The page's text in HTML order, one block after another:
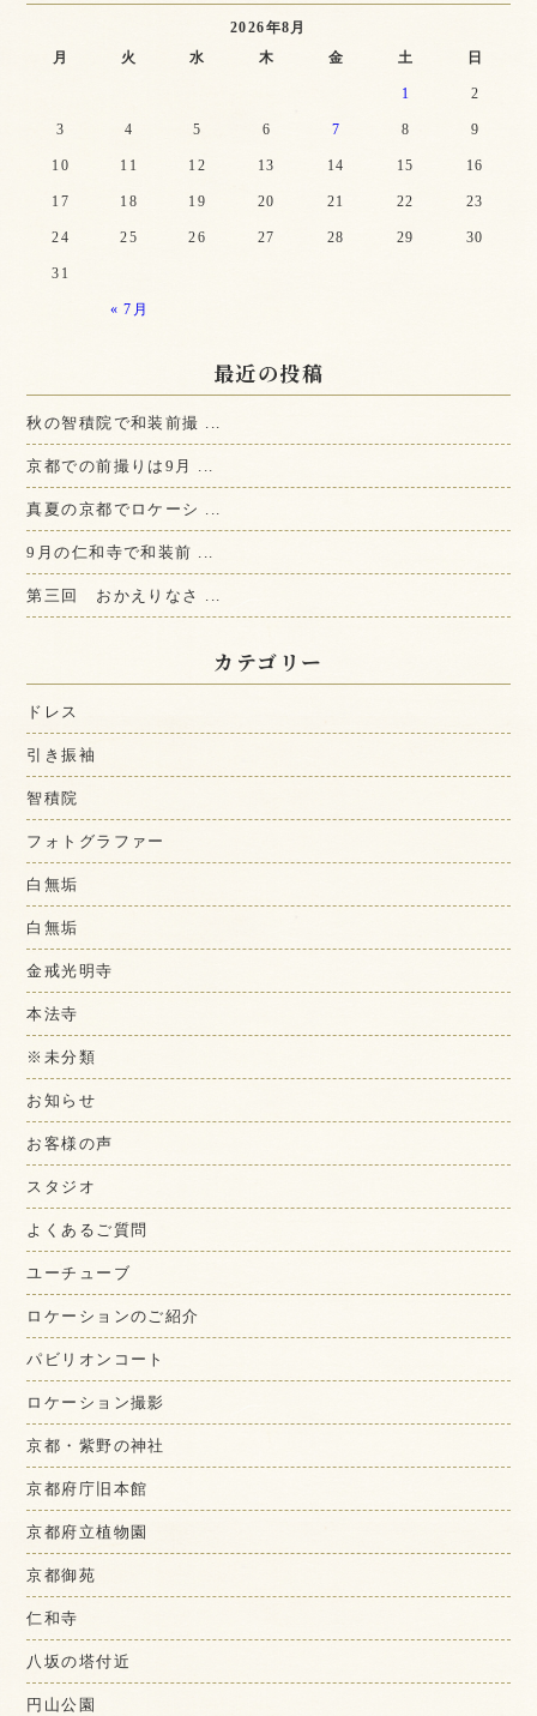
2026年8月
月
火 水 木 金 土 日
« 7月
1 2
3 4 5 6 7 8 9
10 11 12 13 14 15 16
17 18 19 20 21 22 23
24 25 26 27 28 29 30
31
最近の投稿
秋の智積院で和装前撮 ...
京都での前撮りは9月 ...
真夏の京都でロケーシ ...
9月の仁和寺で和装前 ...
第三回 おかえりなさ ...
カテゴリー
ドレス
引き振袖
智積院
フォトグラファー
白無垢
白無垢
金戒光明寺
本法寺
※未分類
お知らせ
お客様の声
スタジオ
よくあるご質問
ユーチューブ
ロケーションのご紹介
パビリオンコート
ロケーション撮影
京都・紫野の神社
京都府庁旧本館
京都府立植物園
京都御苑
仁和寺
八坂の塔付近
円山公園